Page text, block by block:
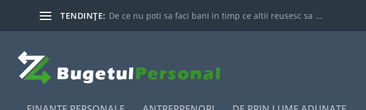
TENDINȚE: De ce nu poti sa faci bani in timp ce altii reusesc sa ...